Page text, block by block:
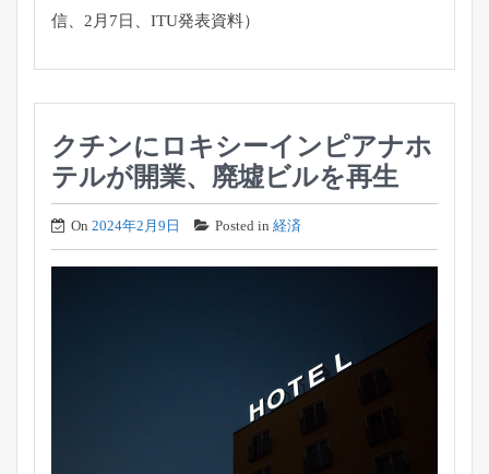
信、2月7日、ITU発表資料）
クチンにロキシーインピアナホ
テルが開業、廃墟ビルを再生
On 2024年2月9日 Posted in 経済